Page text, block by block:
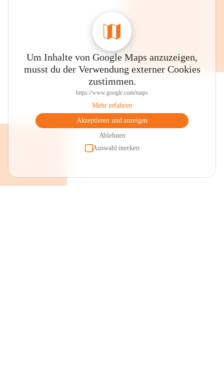
Um Inhalte von Google Maps anzuzeigen,
musst du der Verwendung externer Cookies
zustimmen.
https://www.google.com/maps
Mehr erfahren
Akzeptieren und anzeigen
Ablehnen
Auswahl merken